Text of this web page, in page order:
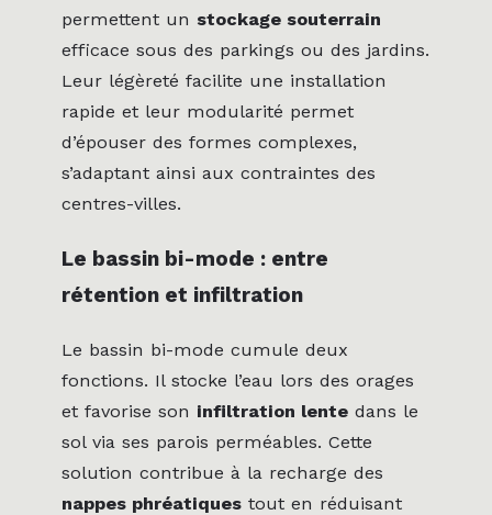
permettent un stockage souterrain
efficace sous des parkings ou des jardins.
Leur légèreté facilite une installation
rapide et leur modularité permet
d’épouser des formes complexes,
s’adaptant ainsi aux contraintes des
centres-villes.
Le bassin bi-mode : entre
rétention et infiltration
Le bassin bi-mode cumule deux
fonctions. Il stocke l’eau lors des orages
et favorise son infiltration lente dans le
sol via ses parois perméables. Cette
solution contribue à la recharge des
nappes phréatiques tout en réduisant